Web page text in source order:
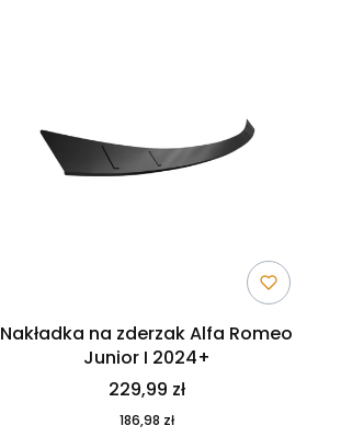
Nakładka na zderzak Alfa Romeo
Junior I 2024+
229,99 zł
186,98 zł